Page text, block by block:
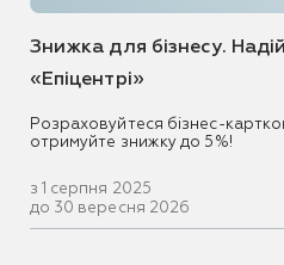
Знижка для бізнесу.
«Епіцентрі»
Розраховуйтеся бізнес-
отримуйте знижку до 5%!
з 1 серпня 2025
до 30 вересня 2026